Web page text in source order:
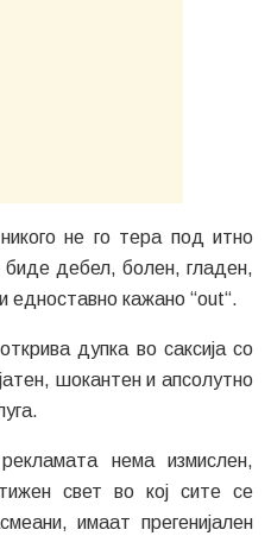
не го тера под итно
биде дебел, болен, гладен,
едноставно кажано “out“.
дупка во саксија со
шокантен и апсолутно
нема измислен,
свет во кој сите се
имаат прегенијален